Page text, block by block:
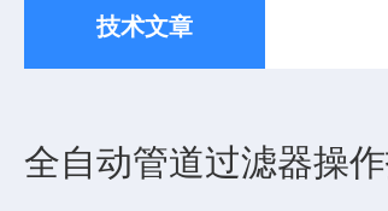
技术文章
全自动管道过滤器操